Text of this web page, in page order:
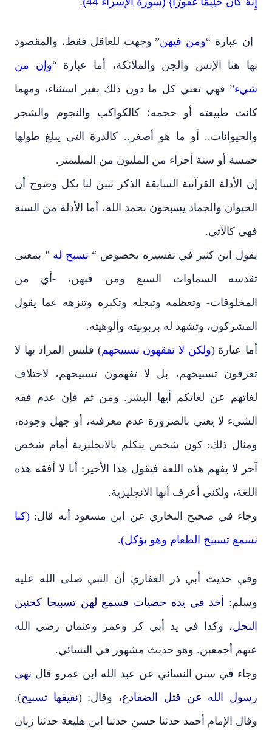
إن عبارة “ومن فيهن” وجهت للعاقل فقط، والمقصود
بها هنا الإنس والجن والملائكة، أما عبارة “وإن من
شيء” فهي تعني كل ما دون ذلك بغير استثناء، ومهما
كانت طبيعته أو حجمه؛ كالكواكب والنجوم والشجر
والحيوانات.. أو ما هو أصغر.. كالذرة التي يبلغ طولها
خمسة أو ستة أجزاء من المليون من الميليمتر.
إن الأدلة القرآنية السابقة الذكر تبين لنا بكل وضوح أن
الحيوان والجماد يسبحون بحمد الله، أما الأدلة من السنة
فهي كالآتي.
يقول ابن كثير في تفسيره بخصوص “ تسبح له ” بمعنى
تقدسه السماوات السبع ومن فيهن، -أي من
المخلوقات- وتعظمه وتبجله وتكبره وتنزهه عما يقول
المشركون، وتشهد له بربوبيته وألوهيته.
أما عبارة (ولكن لا تفقهون تسبيحهم) فليس المراد بها لا
تعرفون تسبيحهم، بل لا تفهمون تسبيحهم، لاختلاف
لغاتهم عن لغاتكم أيها البشر. ومن ثم فإن عدم فقه
الشيء لا يعني بالضرورة عدم معرفته، أو جهل وجوده،
ومثال ذلك: كون شخص يتكلم بالانجليزية أمام شخص
آخر لا يفهم هذه اللغة فيقول هذا الأخير: أنا لا أفقه هذه
اللغة، ولكني أعرف أنها الانجليزية.
وجاء في صحيح البخاري عن ابن مسعود أنه قال: (كنا
نسمع تسبيح الطعام وهو يؤكل).
وفي حديث أبي ذر الغفاري أن النبي صلى الله عليه
وسلم:
أخذ في يده حصيات فسمع لهن تسبيحا كحنين
النحل، وكذا في يد أبي كر وعمر وعثمان رضي الله
عنهم أجمعين. وهو حديث مشهور في النسائي.
وجاء في سنن النسائي عن عبد الله ابن عمرو قال نهى
رسول الله عن قتل الضفادع، وقال: (نقيقها تسبيح).
وقال الإمام أحمد حدثنا حسن حدثنا ابن هليعة حدثنا زبان